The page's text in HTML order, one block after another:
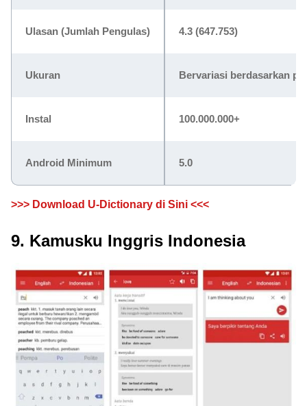
Ulasan (Jumlah Pengulas) 4.3 (647.753)
Ukuran Bervariasi berdasarkan
Instal 100.000.000+
Android Minimum 5.0
>>> Download U-Dictionary di Sini <<<
9. Kamusku Inggris Indonesia